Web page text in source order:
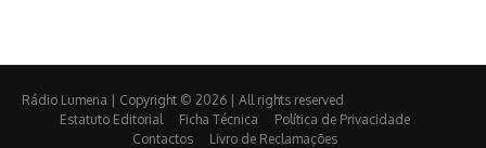
Rádio Lumena | Copyright © 2026 | All rights reserved
Estatuto Editorial
Ficha Técnica
Política de Privacidade
Contactos
Livro de Reclamações